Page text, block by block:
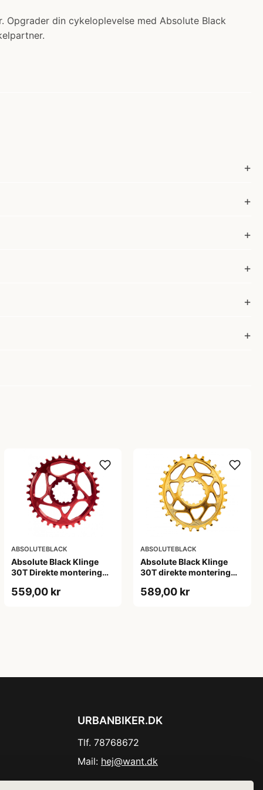
Opgrader din cykeloplevelse med Absolute Black
ABSOLUTEBLACK
Absolute Black Klinge
30T Direkte montering
Rød
559,00 kr
ABSOLUTEBLACK
Absolute Black Klinge
30T direkte montering
589,00 kr
URBANBIKER.DK
Tlf. 78768672
Mail: hej@want.dk